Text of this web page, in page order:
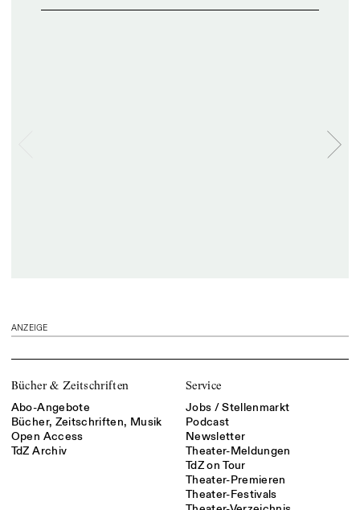
ANZEIGE
Bücher & Zeitschriften
Abo-Angebote
Bücher, Zeitschriften, Musik
Open Access
TdZ Archiv
Service
Jobs / Stellenmarkt
Podcast
Newsletter
Theater-Meldungen
TdZ on Tour
Theater-Premieren
Theater-Festivals